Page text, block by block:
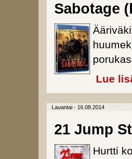
Sabotage
Lue
Lauantai - 16.08.2014
21 Jump
Hurtti